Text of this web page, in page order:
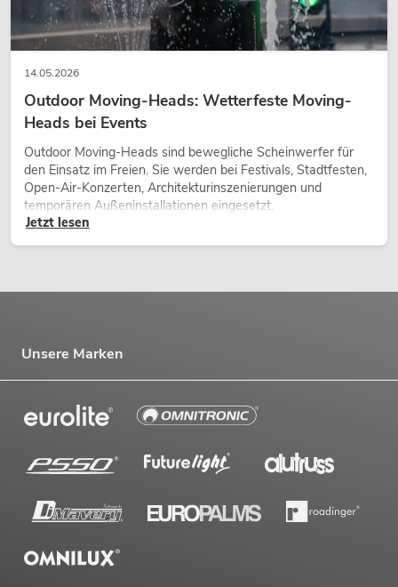
14.05.2026
Outdoor Moving-Heads: Wetterfeste Moving-
Heads bei Events
Outdoor Moving-Heads sind bewegliche Scheinwerfer für
den Einsatz im Freien. Sie werden bei Festivals, Stadtfesten,
Open-Air-Konzerten, Architekturinszenierungen und
temporären Außeninstallationen eingesetzt.
Jetzt lesen
Unsere Marken